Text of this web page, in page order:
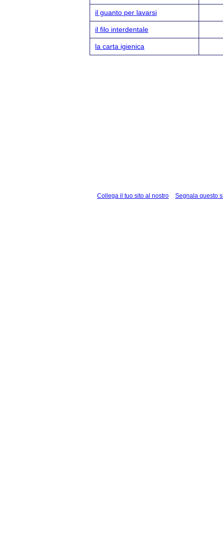
il guanto per lavarsi
il filo interdentale
la carta igienica
Collega il tuo sito al nostro Segnala questo